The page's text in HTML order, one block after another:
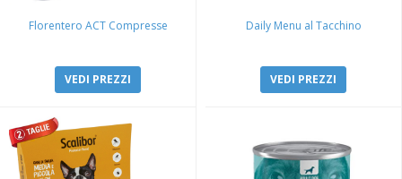
Florentero ACT Compresse
VEDI PREZZI
Daily Menu al Tacchino
VEDI PREZZI